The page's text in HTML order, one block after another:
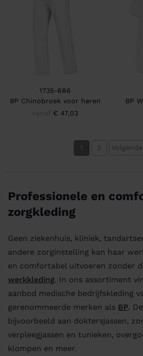
1735-686
BP Chinobroek voor heren
€ 47,03
BP
1 2 Volgende
Professionele en
zorgkleding
Geen ziekenhuis, kliniek,
andere zorginstelling kan haar
en comfortabel uitvoeren zonder
werkkleding. In ons assortiment
aanbod medische bedrijfskleding
gerenommeerde merken als BP.
bijvoorbeeld aan doktersjassen,
verpleegjassen en tunieken,
klompen en meer.